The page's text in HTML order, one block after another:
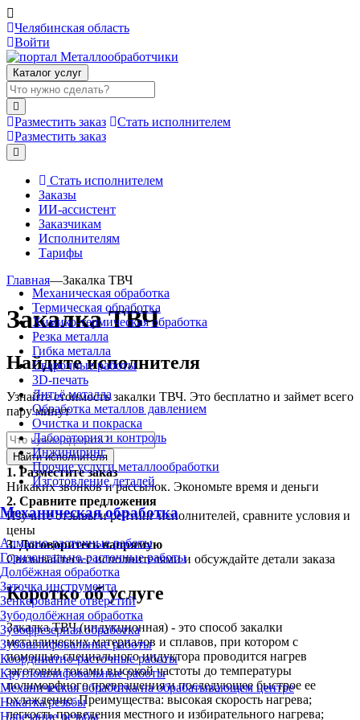
Челябинская область
Войти
Каталог услуг
Разместить заказ
Стать исполнителем
Разместить заказ
Стать исполнителем
Заказы
ИИ-ассистент
Заказчикам
Исполнителям
Тарифы
Механическая обработка
Термическая обработка
Химико-термическая обработка
Резка металла
Гибка металла
Сварочные работы
3D-печать
Литьё металла
Обработка металлов давлением
Очистка и покраска
Лаборатория и контроль
Инжиниринг
Прочие услуги металлообработки
Изготовление деталей
Механическая обработка
Алмазно-расточные работы
Горизонтально-расточные работы
Долбёжная обработка
Заточка инструмента
Зенкерование отверстий
Зубодолбёжная обработка
Зубофрезерная обработка
Зубошлифовальные работы
Координатно-расточные работы
Круглошлифовальные работы
Механическая обработка на обрабатывающем центре
Накатка резьбы
Нарезание резьбы
Главная—Закалка ТВЧ
Закалка ТВЧ
Найдите исполнителя
Узнайте стоимость закалки ТВЧ. Это бесплатно и займет всего
пару минут
Найти исполнителя
1. Разместите заказ
Никаких звонков и рассылок. Экономьте время и деньги
2. Сравните предложения
Изучите отзывы и рейтинг исполнителей, сравните условия и
цены
3.Договоритесь напрямую
Связывайтесь с исполнителями и обсуждайте детали заказа
Коротко об услуге
Закалка ТВЧ (индукционная) - это способ закалки
металлических материалов и сплавов, при котором с
помощью специального индуктора проводится нагрев
заготовки токами высокой частоты до температуры
полиморфного превращения и последующее быстрое ее
охлаждение. Преимущества: высокая скорость нагрева;
легкость проведения местного и избирательного нагрева;